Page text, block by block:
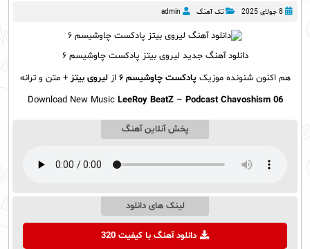
8 جولای 2025 تک آهنگ admin
دانلود آهنگ جدید لیروی بیتز پادکست چاوشیسم ۶
هم اکنون شنونده موزیک پادکست چاوشیسم ۶ ازلیروی بیتز + متن و ترانه
Download New Music LeeRoy BeatZ– Podcast Chavoshism 06
پخش آنلاین آهنگ
لینک های دانلود
دانلود آهنگ با کیفیت 320